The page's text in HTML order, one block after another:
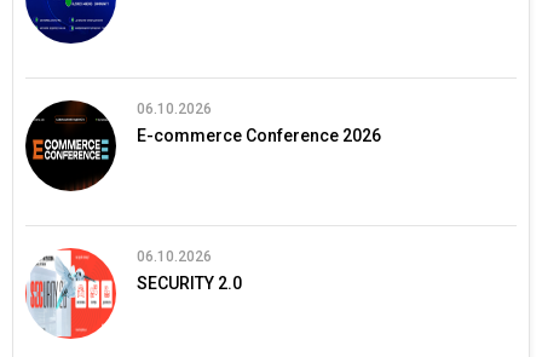
06.10.2026
E-commerce Conference 2026
06.10.2026
SECURITY 2.0